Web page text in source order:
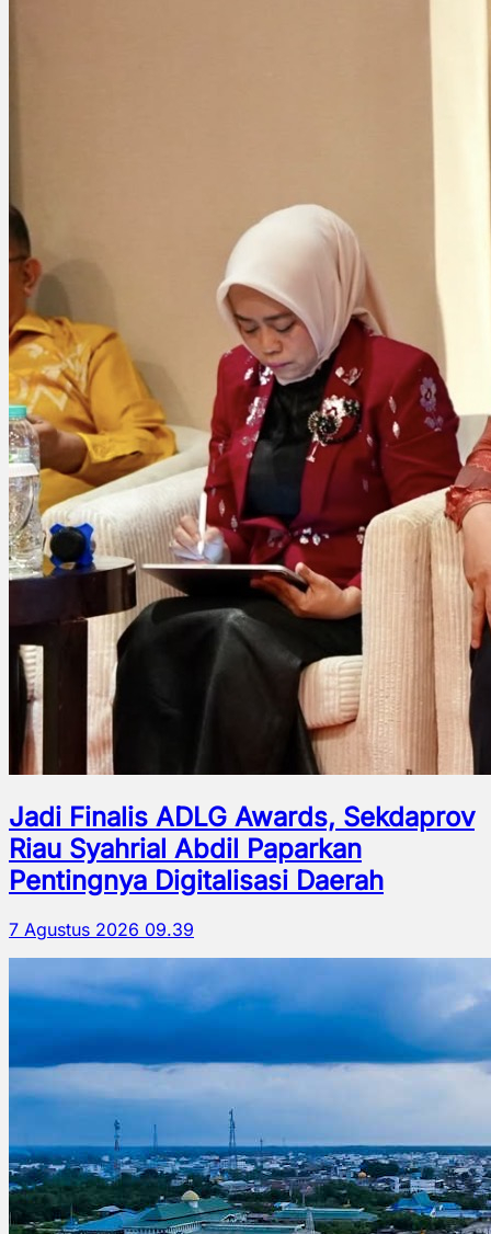
Jadi Finalis ADLG Awards, Sekdaprov
Riau Syahrial Abdil Paparkan
Pentingnya Digitalisasi Daerah
7 Agustus 2026 09.39